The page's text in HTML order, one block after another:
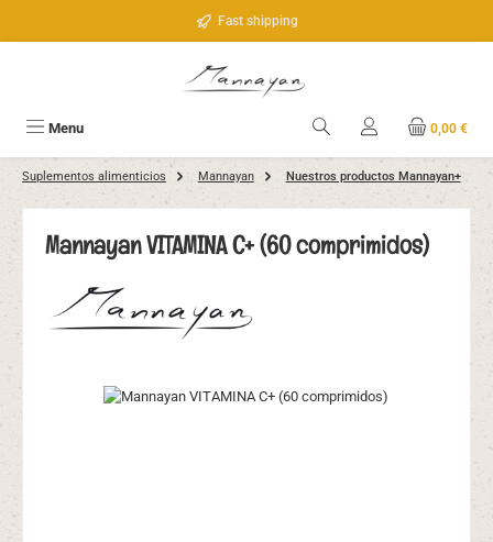
Fast shipping
Menu 0,00 €
Suplementos alimenticios Mannayan Nuestros productos Mannayan+
Mannayan VITAMINA C+ (60 comprimidos)
Omitir galería de imágenes